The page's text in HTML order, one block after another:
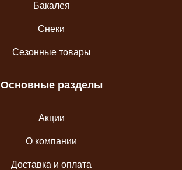
Бакалея
Снеки
Сезонные товары
Основные разделы
Акции
О компании
Доставка и оплата